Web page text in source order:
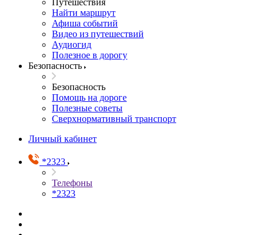
Путешествия
Найти маршрут
Афиша событий
Видео из путешествий
Аудиогид
Полезное в дорогу
Безопасность
Безопасность
Помощь на дороге
Полезные советы
Сверхнормативный транспорт
Личный кабинет
*2323
Телефоны
*2323